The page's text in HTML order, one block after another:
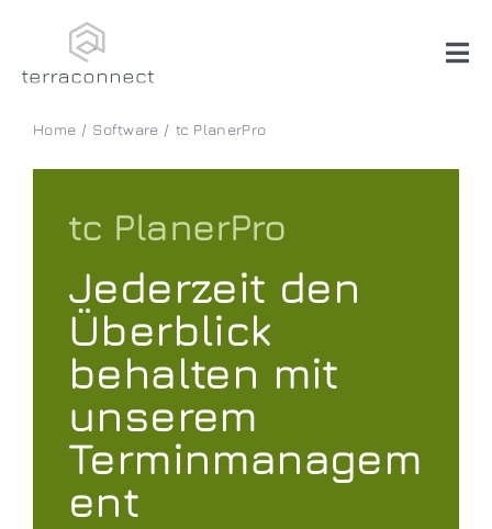
content
Systemhaus
Beratung
Über uns
Home Software tc PlanerPro
tc PlanerPro
Jederzeit den
Überblick
behalten mit
unserem
Terminmanagem
ent